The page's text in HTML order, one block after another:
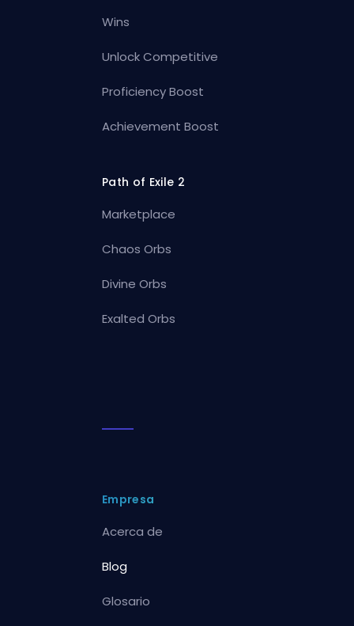
Wins
Unlock Competitive
Proficiency Boost
Achievement Boost
Path of Exile 2
Marketplace
Chaos Orbs
Divine Orbs
Exalted Orbs
Empresa
Acerca de
Blog
Glosario